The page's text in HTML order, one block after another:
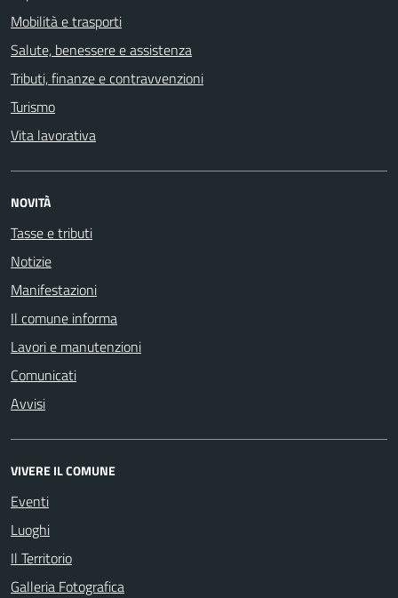
Mobilità e trasporti
Salute, benessere e assistenza
Tributi, finanze e contravvenzioni
Turismo
Vita lavorativa
NOVITÀ
Tasse e tributi
Notizie
Manifestazioni
Il comune informa
Lavori e manutenzioni
Comunicati
Avvisi
VIVERE IL COMUNE
Eventi
Luoghi
Il Territorio
Galleria Fotografica